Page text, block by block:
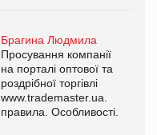
Брагина Людмила
Просування компанії
на порталі оптової та
роздрібної торгівлі
www.trademaster.ua.
правила. Особливості.